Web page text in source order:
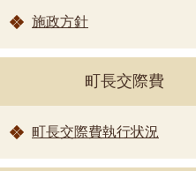
施政方針
町長交際費
町長交際費執行状況